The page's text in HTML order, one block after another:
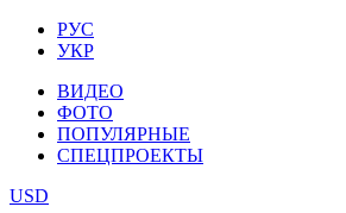
РУС
УКР
ВИДЕО
ФОТО
ПОПУЛЯРНЫЕ
СПЕЦПРОЕКТЫ
USD